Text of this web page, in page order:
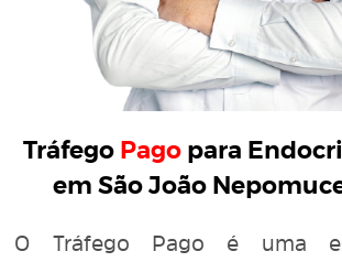
Tráfego Pagopara
em São João
O Tráfego Pago é uma